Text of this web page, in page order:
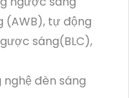
(AWB), tự động
sáng(BLC),
nghệ đèn sáng